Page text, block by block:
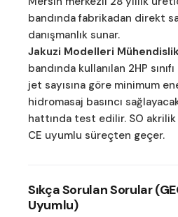
bandında fabrikadan direkt
danışmanlık sunar.
Jakuzi Modelleri
bandında kullanılan 2HP
jet sayısına göre minimum
hidromasaj basıncı
hattında test edilir. SO
CE uyumlu süreçten geçer.
Sıkça Sorulan Sorular
Uyumlu)